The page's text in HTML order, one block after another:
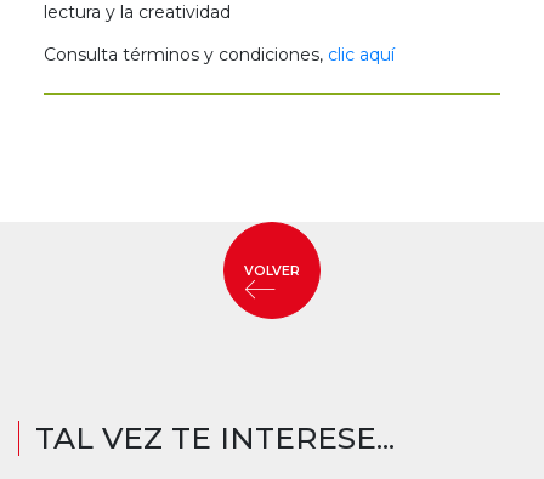
lectura y la creatividad
Consulta términos y condiciones, clic aquí
VOLVER
TAL VEZ TE INTERESE...